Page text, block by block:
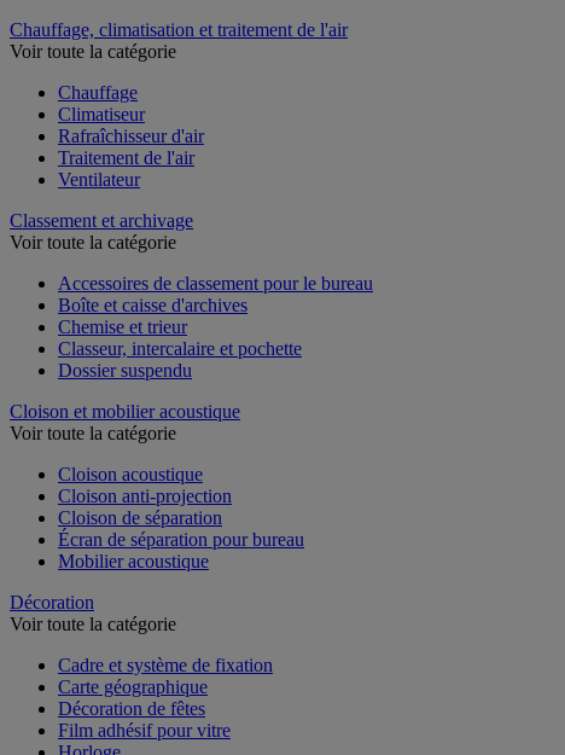
Chauffage, climatisation et traitement de l'air
Voir toute la catégorie
Chauffage
Climatiseur
Rafraîchisseur d'air
Traitement de l'air
Ventilateur
Classement et archivage
Voir toute la catégorie
Accessoires de classement pour le bureau
Boîte et caisse d'archives
Chemise et trieur
Classeur, intercalaire et pochette
Dossier suspendu
Cloison et mobilier acoustique
Voir toute la catégorie
Cloison acoustique
Cloison anti-projection
Cloison de séparation
Écran de séparation pour bureau
Mobilier acoustique
Décoration
Voir toute la catégorie
Cadre et système de fixation
Carte géographique
Décoration de fêtes
Film adhésif pour vitre